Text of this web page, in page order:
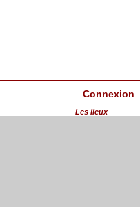
Connexion
Les lieux